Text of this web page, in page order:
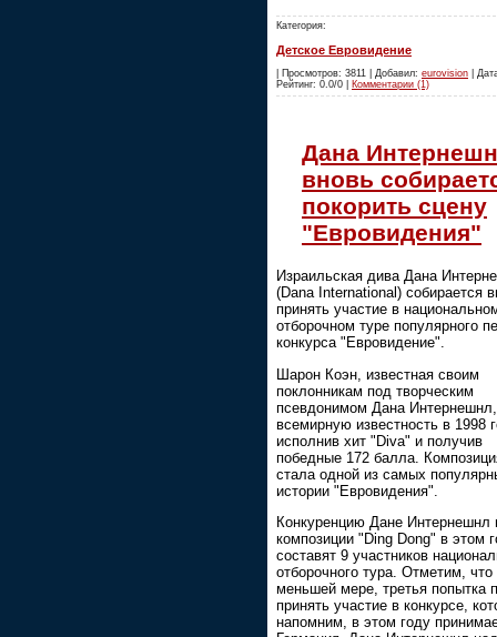
Категория:
Детское Евровидение
| Просмотров: 3811 | Добавил: eurovision |
Рейтинг: 0.0/0 | Комментарии (1)
Дана
вновь
покорить сцену
"Евровидения"
Израильская дива Дана
(Dana International) собирается
принять участие в
отборочном туре популярного
конкурса "Евровидение".
Шарон Коэн, известная своим
поклонникам под творческим
псевдонимом Дана
всемирную известность в 1998
исполнив хит "Diva" и получив
победные 172 балла.
стала одной из самых
истории "Евровидения".
Конкуренцию Дане Интернешнл
композиции "Ding Dong" в этом
составят 9 участников
отборочного тура. Отметим, что
меньшей мере, третья попытка
принять участие в конкурсе,
напомним, в этом году